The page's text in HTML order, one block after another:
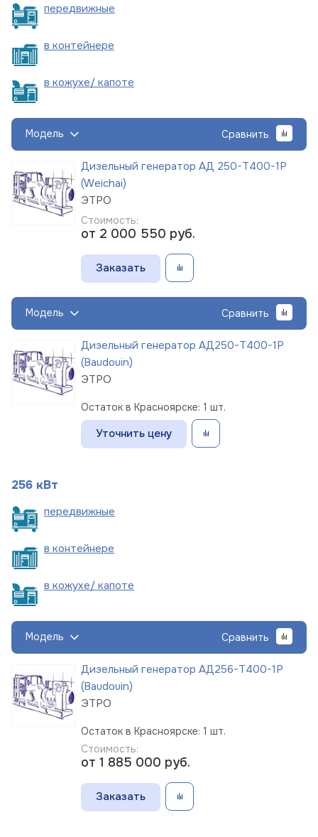
передвижные
в контейнере
в кожухе/ капоте
Модель Сравнить
Дизельный генератор АД 250-Т400-1Р
(Weichai)
ЭТРО
Стоимость:
от 2 000 550 руб.
Заказать
Модель Сравнить
Дизельный генератор АД250-Т400-1Р
(Baudouin)
ЭТРО
Остаток в Красноярске: 1 шт.
Уточнить цену
256 кВт
передвижные
в контейнере
в кожухе/ капоте
Модель Сравнить
Дизельный генератор АД256-Т400-1Р
(Baudouin)
ЭТРО
Остаток в Красноярске: 1 шт.
Стоимость:
от 1 885 000 руб.
Заказать